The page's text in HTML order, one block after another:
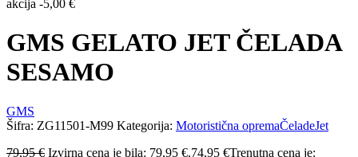
akcija -5,00 €
GMS GELATO JET ČELADA
SESAMO
GMS
Šifra: ZG11501-M99 Kategorija: Motoristična opremaČeladeJet
79,95€ Izvirna cena je bila: 79,95 €.74,95 €Trenutna cena je: